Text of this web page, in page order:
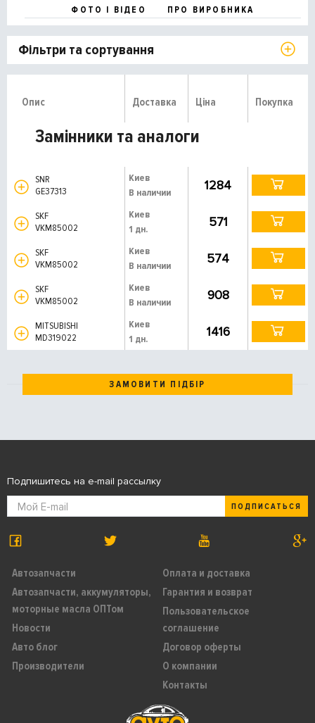
ФОТО І ВІДЕО
ПРО ВИРОБНИКА
Фільтри та сортування
Опис Доставка Ціна Покупка
Замінники та аналоги
SNR
GE37313
Киев
В наличии
1284
SKF
VKM85002
Киев
1 дн.
571
SKF
VKM85002
Киев
В наличии
574
SKF
VKM85002
Киев
В наличии
908
MITSUBISHI
MD319022
Киев
1 дн.
1416
ЗАМОВИТИ ПІДБІР
Автозапчасти
Автозапчасти, аккумуляторы,
моторные масла ОПТом
Новости
Авто блог
Производители
Оплата и доставка
Гарантия и возврат
Пользовательское
соглашение
Договор оферты
О компании
Контакты
Подпишитесь на e-mail рассылку
ПОДПИСАТЬСЯ